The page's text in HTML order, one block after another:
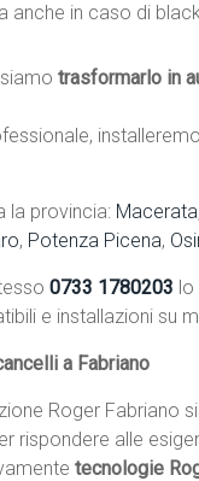
anche in caso di
trasformarlo in
la provincia: Macerata
, Potenza Picena,
0733 1780203 lo
e installazioni su
a Fabriano
Roger Fabriano
rispondere alle
tecnologie